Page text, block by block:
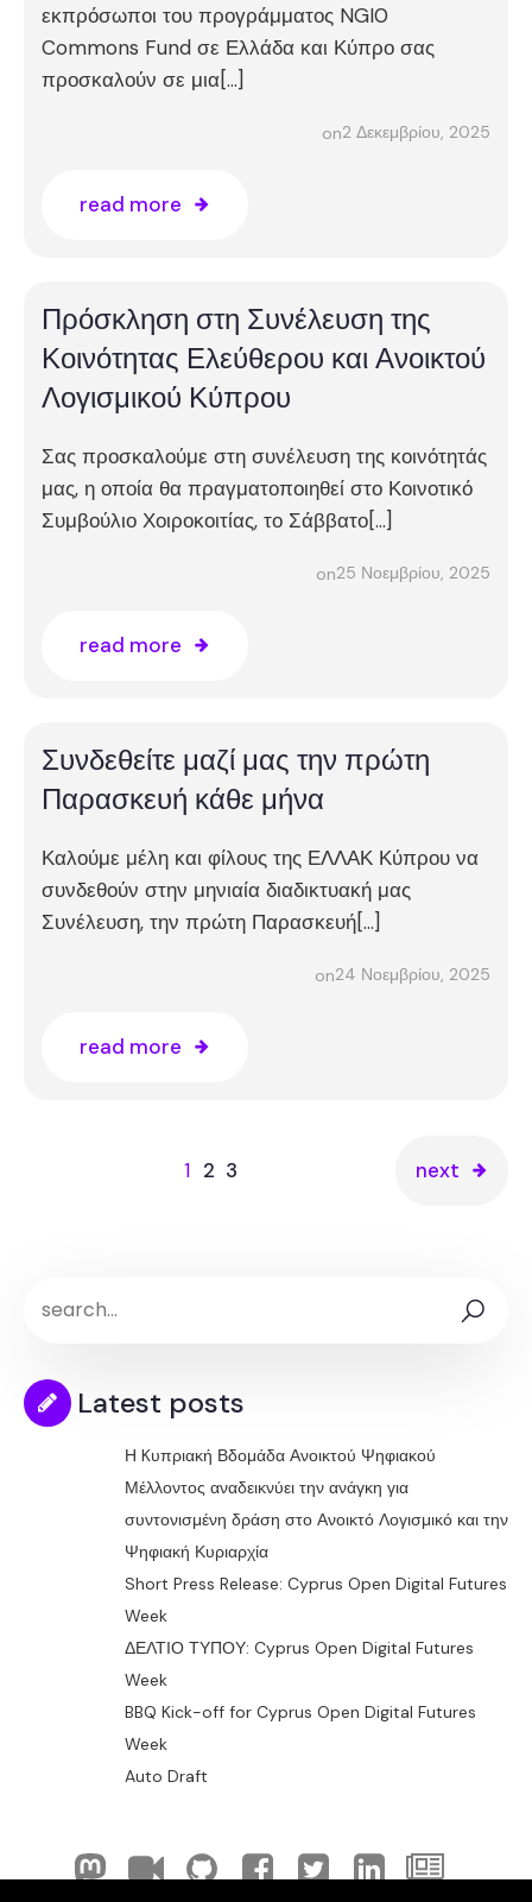
εκπρόσωποι του προγράμματος NGI0
Commons Fund σε Ελλάδα και Κύπρο σας
προσκαλούν σε μια[…]
on2 Δεκεμβρίου, 2025
read more
Πρόσκληση στη Συνέλευση της
Κοινότητας Ελεύθερου και Ανοικτού
Λογισμικού Κύπρου
Σας προσκαλούμε στη συνέλευση της κοινότητάς
μας, η οποία θα πραγματοποιηθεί στο Κοινοτικό
Συμβούλιο Χοιροκοιτίας, το Σάββατο[…]
on25 Νοεμβρίου, 2025
read more
Συνδεθείτε μαζί μας την πρώτη
Παρασκευή κάθε μήνα
Καλούμε μέλη και φίλους της ΕΛΛΑΚ Κύπρου να
συνδεθούν στην μηνιαία διαδικτυακή μας
Συνέλευση, την πρώτη Παρασκευή[…]
on24 Νοεμβρίου, 2025
read more
1 2 3 next
Latest posts
Η Kυπριακή Βδομάδα Ανοικτού Ψηφιακού
Μέλλοντος αναδεικνύει την ανάγκη για
συντονισμένη δράση στο Ανοικτό Λογισμικό και την
Ψηφιακή Κυριαρχία
Short Press Release: Cyprus Open Digital Futures
Week
ΔΕΛΤΙΟ ΤΥΠΟΥ: Cyprus Open Digital Futures
Week
BBQ Kick-off for Cyprus Open Digital Futures
Week
Auto Draft